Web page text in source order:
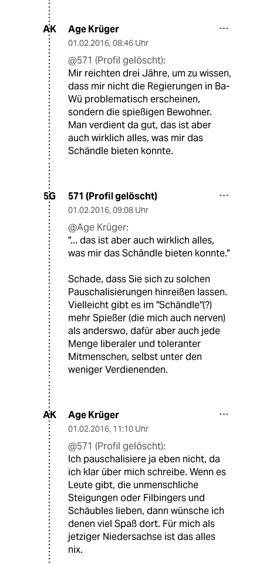
AK Age Krüger
01.02.2016, 08:46 Uhr
@571 (Profil gelöscht):
Mir reichten drei Jähre, um zu wissen,
dass mir nicht die Regierungen in Ba-
Wü problematisch erscheinen,
sondern die spießigen Bewohner.
Man verdient da gut, das ist aber
auch wirklich alles, was mir das
Schändle bieten konnte.
5G 571 (Profil gelöscht)
01.02.2016, 09:08 Uhr
@Age Krüger:
"... das ist aber auch wirklich alles,
was mir das Schändle bieten konnte."
Schade, dass Sie sich zu solchen
Pauschalisierungen hinreißen lassen.
Vielleicht gibt es im "Schändle"(?)
mehr Spießer (die mich auch nerven)
als anderswo, dafür aber auch jede
Menge liberaler und toleranter
Mitmenschen, selbst unter den
weniger Verdienenden.
AK Age Krüger
01.02.2016, 11:10 Uhr
@571 (Profil gelöscht):
Ich pauschalisiere ja eben nicht, da
ich klar über mich schreibe. Wenn es
Leute gibt, die unmenschliche
Steigungen oder Filbingers und
Schäubles lieben, dann wünsche ich
denen viel Spaß dort. Für mich als
jetziger Niedersachse ist das alles
nix.